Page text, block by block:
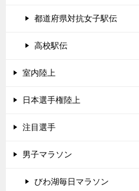
都道府県対抗女子駅伝
高校駅伝
室内陸上
日本選手権陸上
注目選手
男子マラソン
びわ湖毎日マラソン